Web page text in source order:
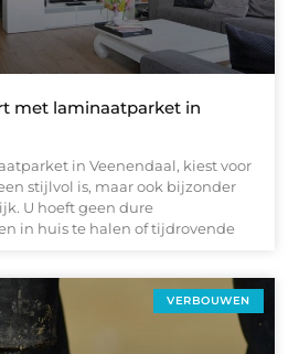
met laminaatparket in
in Veenendaal, kiest voor
stijlvol is, maar ook bijzonder
U hoeft geen dure
in huis te halen of tijdrovende
VERBOUWEN